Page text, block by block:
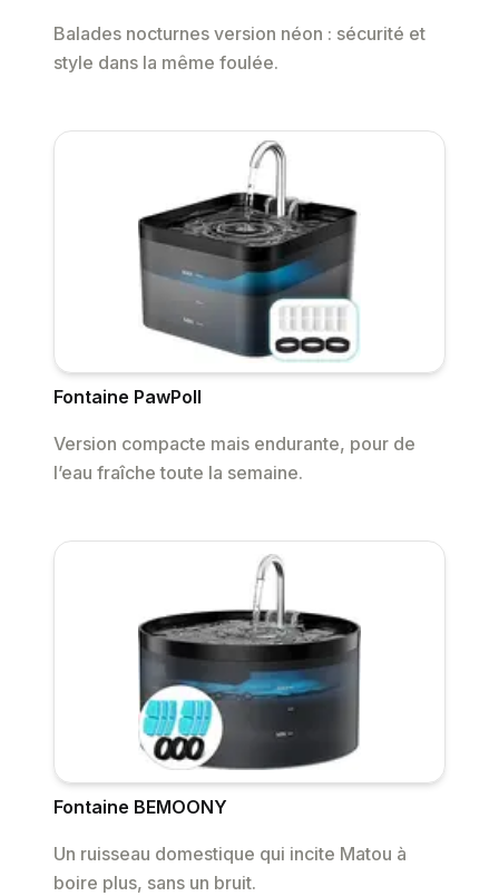
Balades nocturnes version néon : sécurité et
style dans la même foulée.
Fontaine PawPoll
Version compacte mais endurante, pour de
l’eau fraîche toute la semaine.
Fontaine BEMOONY
Un ruisseau domestique qui incite Matou à
boire plus, sans un bruit.